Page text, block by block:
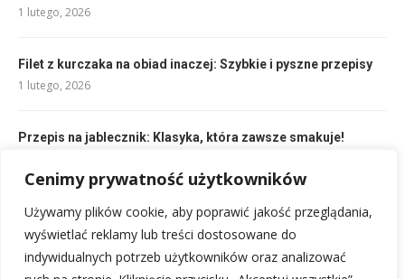
Cenimy prywatność użytkowników
Używamy plików cookie, aby poprawić jakość przeglądania,
wyświetlać reklamy lub treści dostosowane do
indywidualnych potrzeb użytkowników oraz analizować
1 lutego, 2026
Filet z kurczaka na obiad inaczej: Szybkie i pyszne przepisy
1 lutego, 2026
Przepis na jablecznik: Klasyka, która zawsze smakuje!
Frużelina przepis: Szybko, łatwo i pysznie – Twój idealny
deser
1 lutego, 2026